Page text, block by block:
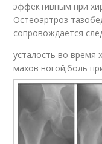
эффективным при
Остеоартроз
сопровождается
усталость во время
махов ногой;боль